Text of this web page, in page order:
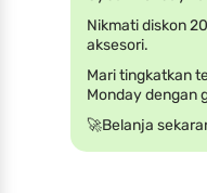
Nikmati diskon
aksesori.
Mari tingkatkan
Monday dengan
🚀Belanja